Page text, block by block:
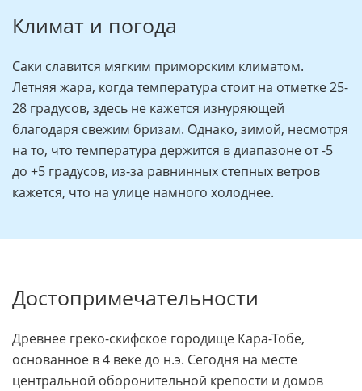
Климат и погода
Саки славится мягким приморским климатом.
Летняя жара, когда температура стоит на отметке 25-
28 градусов, здесь не кажется изнуряющей
благодаря свежим бризам. Однако, зимой, несмотря
на то, что температура держится в диапазоне от -5
до +5 градусов, из-за равнинных степных ветров
кажется, что на улице намного холоднее.
Достопримечательности
Древнее греко-скифское городище Кара-Тобе,
основанное в 4 веке до н.э. Сегодня на месте
центральной оборонительной крепости и домов